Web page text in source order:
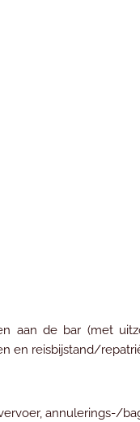
aan de bar (met
en reisbijstand/
annulerings-/